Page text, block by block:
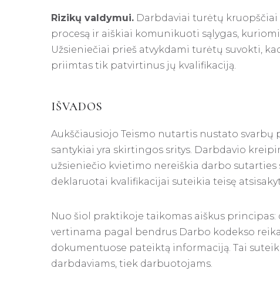
Rizikų valdymui. Darbdaviai turėtų
procesą ir aiškiai komunikuoti sąlygas,
Užsieniečiai prieš atvykdami turėtų suvokti,
priimtas tik patvirtinus jų kvalifikaciją.
IŠVADOS
Aukščiausiojo Teismo nutartis nustato
santykiai yra skirtingos sritys. Darbdavio
užsieniečio kvietimo nereiškia darbo
deklaruotai kvalifikacijai suteikia teisę
Nuo šiol praktikoje taikomas aiškus
vertinama pagal bendrus Darbo kodekso
dokumentuose pateiktą informaciją. Tai
darbdaviams, tiek darbuotojams.